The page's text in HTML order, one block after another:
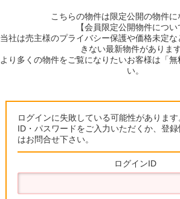
こちらの物件は限定公開の物件に
【会員限定公開物件につい
当社は売主様のプライバシー保護や価格未定
きない最新物件があります
より多くの物件をご覧になりたいお客様は「
い。
ログインに失敗している可能性がありま
ID・パスワードをご入力いただくか、登
はお問合せ下さい。
ログインID